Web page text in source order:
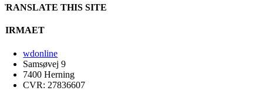
TRANSLATE THIS SITE
FIRMAET
wdonline
Samsøvej 9
7400 Herning
CVR: 27836607